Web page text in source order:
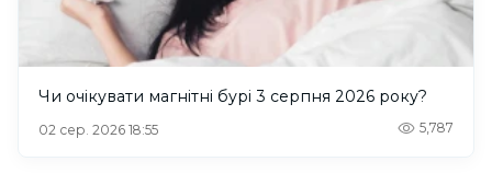
Чи очікувати магнітні бурі 3 серпня 2026 року?
02 сер. 2026 18:55 5,787